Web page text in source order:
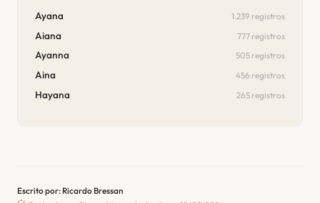
Ayana 1.239 registros
Aiana 777 registros
Ayanna 505 registros
Aina 456 registros
Hayana 265 registros
Escrito por: Ricardo Bressan